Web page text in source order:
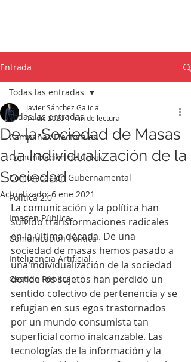
Entrada
Todas las entradas
Campañas Electorales
Comunicación de Crisis
Comunicación Gubernamental
Política 2.0
Imagen Pública
Comunicación Política
Inteligencia Artificial
Gestión Pública
Todas las entradas
De la Sociedad de Masas
a la Individualización de la
Sociedad
Javier Sánchez Galicia
14 dic 20201 min de lectura
Actualizado:6 ene 2021
La comunicación y la política han
sufrido transformaciones radicales
en la última década. De una
sociedad de masas hemos pasado a
una individualización de la sociedad
donde los sujetos han perdido un
sentido colectivo de pertenencia y se
refugian en sus egos trastornados
por un mundo consumista tan
superficial como inalcanzable. Las
tecnologías de la información y la